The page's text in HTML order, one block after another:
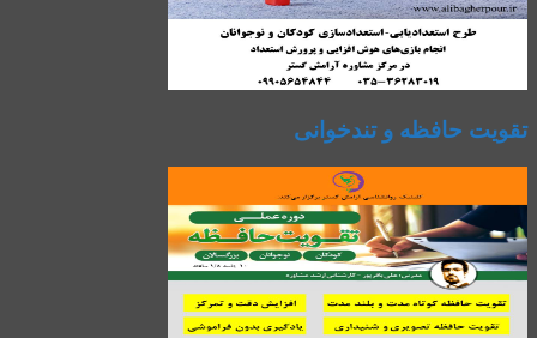
تقویت حافظه و تندخوانی